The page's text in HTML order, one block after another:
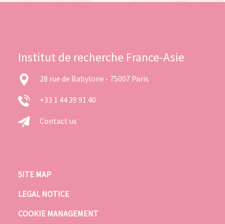
Institut de recherche France-Asie
28 rue de Babylone - 75007 Paris
+33 1 44 39 91 40
Contact us
SITE MAP
LEGAL NOTICE
COOKIE MANAGEMENT